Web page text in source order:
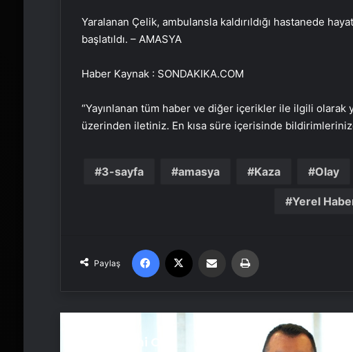
Yaralanan Çelik, ambulansla kaldırıldığı hastanede
başlatıldı. – AMASYA
Haber Kaynak : SONDAKIKA.COM
“Yayınlanan tüm haber ve diğer içerikler ile ilgili
üzerinden iletiniz. En kısa süre içerisinde
3-sayfa amasya Kaza Olay
Yerel
Paylaş
Facebook Email'den paylaş
Sonrakini Oku